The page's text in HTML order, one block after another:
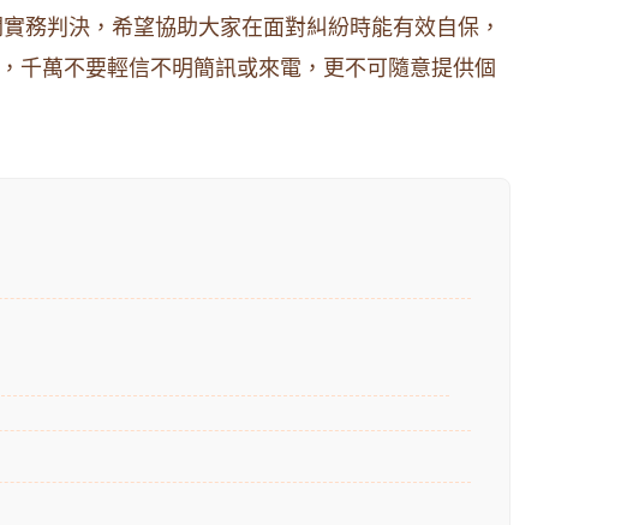
務判決，希望協助大家在面對糾紛時能有效自保，
千萬不要輕信不明簡訊或來電，更不可隨意提供個